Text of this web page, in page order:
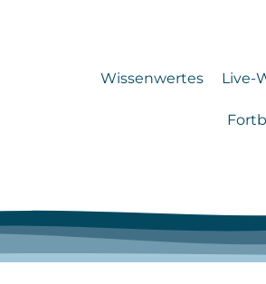
Wissenwertes Live-